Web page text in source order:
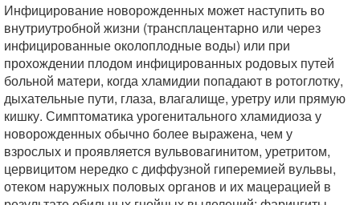
Инфицирование новорожденных может наступить во
внутриутробной жизни (трансплацентарно или через
инфицированные околоплодные воды) или при
прохождении плодом инфицированных родовых путей
больной матери, когда хламидии попадают в ротоглотку,
дыхательные пути, глаза, влагалище, уретру или прямую
кишку. Симптоматика урогенитального хламидиоза у
новорожденных обычно более выражена, чем у
взрослых и проявляется вульвовагинитом, уретритом,
цервицитом нередко с диффузной гиперемией вульвы,
отеком наружных половых органов и их мацерацией в